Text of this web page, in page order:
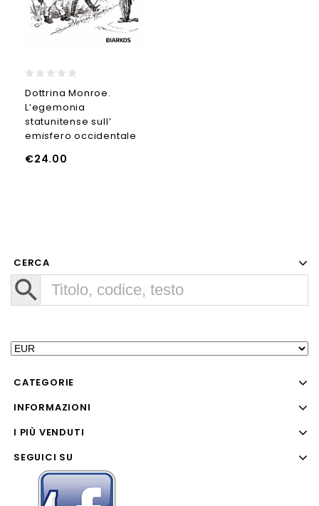
out
of
Dottrina Monroe.
L’egemonia
statunitense sull’
emisfero occidentale
€24.00
CERCA
CATEGORIE
INFORMAZIONI
I PIÙ VENDUTI
SEGUICI SU